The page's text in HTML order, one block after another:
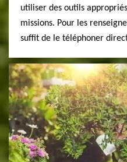
utiliser des outils
missions. Pour les
suffit de le téléphoner